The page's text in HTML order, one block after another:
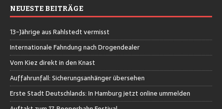
NEUESTE BEITRÄGE
13-Jährige aus Rahlstedt vermisst
Internationale Fahndung nach Drogendealer
Vom Kiez direkt in den Knast
Auffahrunfall: Sicherungsanhänger übersehen
Erste Stadt Deutschlands: In Hamburg jetzt online ummelden